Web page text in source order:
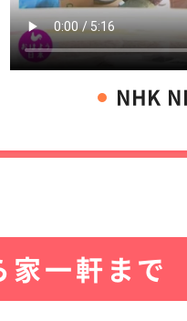
NHK
一軒まで